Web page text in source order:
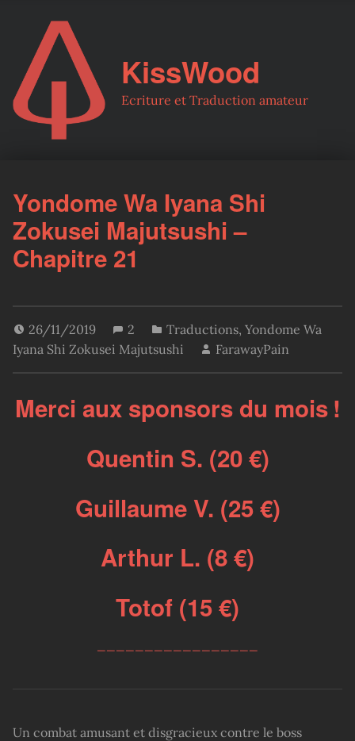
KissWood
Ecriture et Traduction amateur
Yondome Wa Iyana Shi
Zokusei Majutsushi –
Chapitre 21
26/11/2019 2 Traductions, Yondome Wa
Iyana Shi Zokusei Majutsushi
FarawayPain
Merci aux sponsors du mois !
Quentin S. (20 €)
Guillaume V. (25 €)
Arthur L. (8 €)
Totof (15 €)
Un combat amusant et disgracieux contre le boss